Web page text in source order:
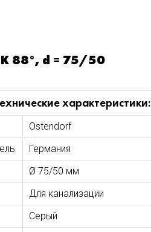
88°, d = 75/50
характеристики:
Ostendorf
Германия
Ø 75/50 мм
Для канализации
Серый